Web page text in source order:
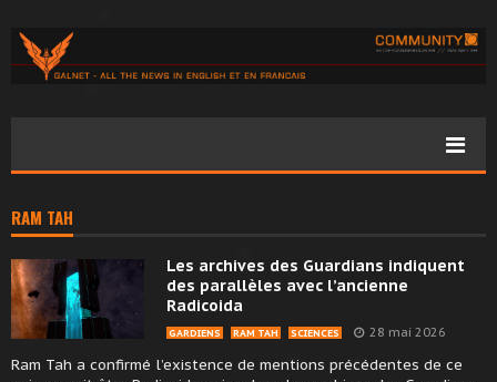
RAM TAH
Les archives des Guardians indiquent
des parallèles avec l’ancienne
Radicoida
GARDIENS RAM TAH SCIENCES 28 mai 2026
Ram Tah a confirmé l’existence de mentions précédentes de ce